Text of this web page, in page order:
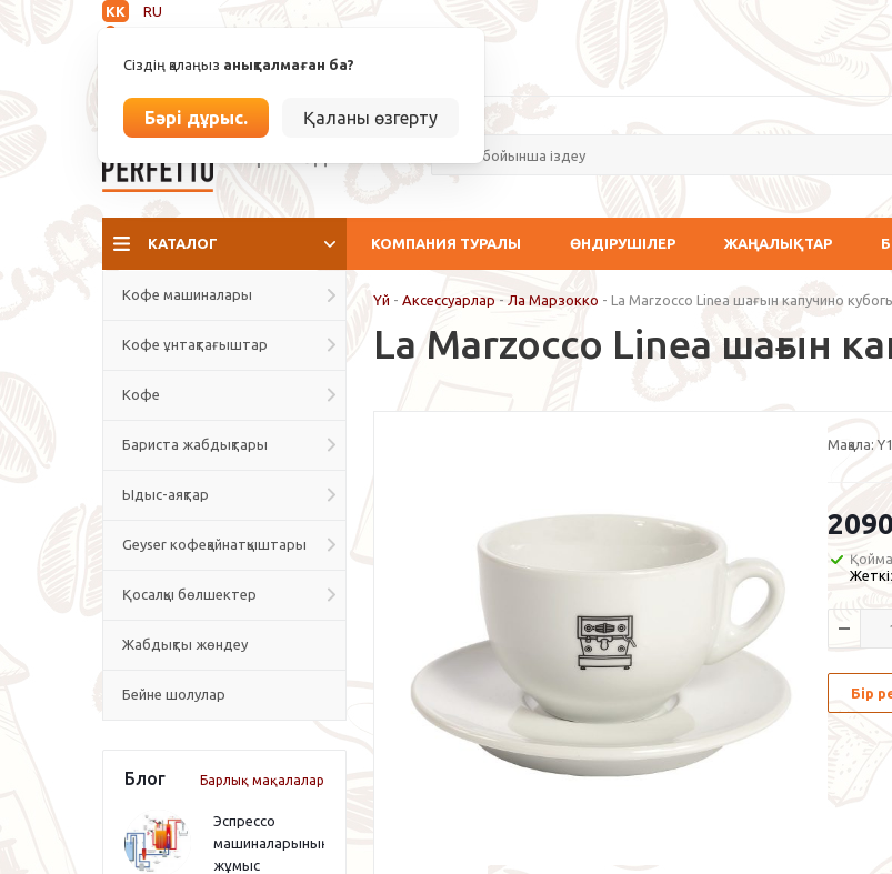
KK
RU
Сіздің қалаңыз анықталмаған ба?
Бәрі дұрыс. Қаланы өзгерту
info@espressoperfetto.kz
КАТАЛОГ КОМПАНИЯ ТУРАЛЫ ӨНДІРУШІЛЕР ЖАҢАЛЫҚТАР
Кофе машиналары
Кофе ұнтақтағыштар
Кофе
Бариста жабдықтары
Ыдыс-аяқтар
Geyser кофеқайнатқыштары
Қосалқы бөлшектер
Жабдықты жөндеу
Бейне шолулар
Блог Барлық мақалалар
Эспрессо
машиналарының
жұмыс
Үй - Аксессуарлар - Ла Марзокко - La Marzocco Linea шағын капучино
La Marzocco Linea шағын
Мақала:
2090
Бір